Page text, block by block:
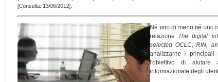
[Consulta: 13/06/2012].
Né uno di meno né uno
relazione The digital
selected OCLC, RIN,
analizzarne i principali
l'obiettivo di aiutare
informazionale degli